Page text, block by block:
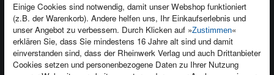
Einige Cookies sind notwendig, damit unser Webshop funktioniert
(z.B. der Warenkorb). Andere helfen uns, Ihr Einkaufserlebnis und
unser Angebot zu verbessern. Durch Klicken auf »Zustimmen«
erklären Sie, dass Sie mindestens 16 Jahre alt sind und damit
einverstanden sind, dass der Rheinwerk Verlag und auch Drittanbieter
Cookies setzen und personenbezogene Daten zu Ihrer Nutzung
Kontakt
Newsletter
Für Unternehmen
Produktfeedback
Foreign Rights